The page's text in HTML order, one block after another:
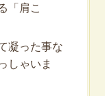
「肩こ
凝った事な
しゃいま